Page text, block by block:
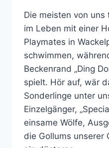
Die meisten von
im Leben mit einer
Playmates in
schwimmen,
Beckenrand „Ding
spielt. Hör auf, wär
Sonderlinge unter
Einzelgänger,
einsame Wölfe,
die Gollums unserer